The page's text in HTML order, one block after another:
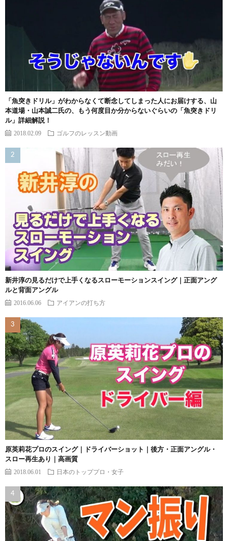
「魚突きドリル」がわからなくて断念してしまった人にお届けする、山
本道場・山本誠二氏の、もう何度目か分からないぐらいの「魚突きドリ
ル」詳細解説！
2018.02.09 ゴルフのレッスン動画
新井淳の見るだけで上手くなるスローモーションスイング｜正面アング
ルと背面アングル
2016.06.06 アイアンの打ち方
原英莉花プロのスイング｜ドライバーショット｜後方・正面アングル・
スロー再生あり｜高画質
2018.06.01 日本のトッププロ・女子